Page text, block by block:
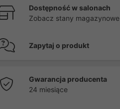
Dostępność w salonach
Zobacz stany magazynowe
Zapytaj o produkt
Gwarancja producenta
24 miesiące